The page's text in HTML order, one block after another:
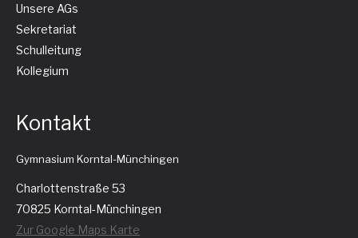
Unsere AGs
Sekretariat
Schulleitung
Kollegium
Kontakt
Gymnasium Korntal-Münchingen
Charlottenstraße 53
70825 Korntal-Münchingen
Zur Google Maps Karte